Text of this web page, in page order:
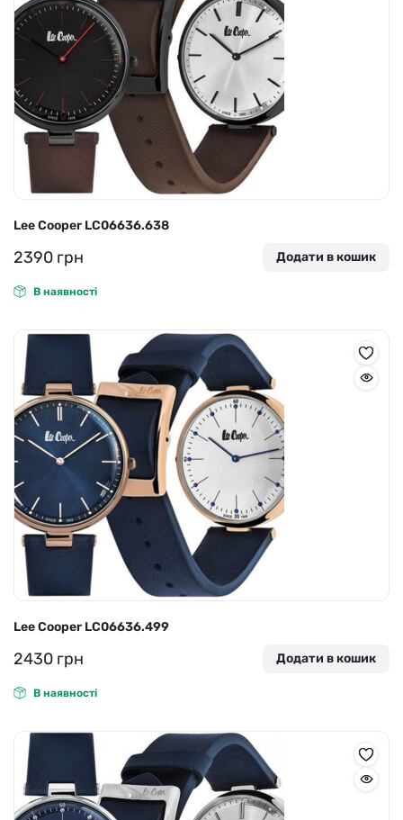
Lee Cooper LC06636.638
2390 грн Додати в кошик
В наявності
Lee Cooper LC06636.499
2430 грн Додати в кошик
В наявності